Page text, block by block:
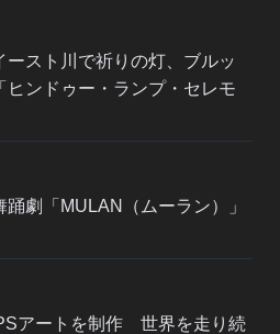
ースト川で祈りの灯、ブルッ
ヒンドゥー・ランプ・セレモ
踊劇「MULAN（ムーラン）」
アートを制作 世界を走り続